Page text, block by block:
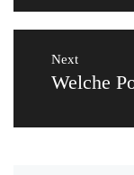
Next
Next
Welche